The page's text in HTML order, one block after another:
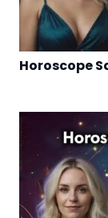
Horoscope